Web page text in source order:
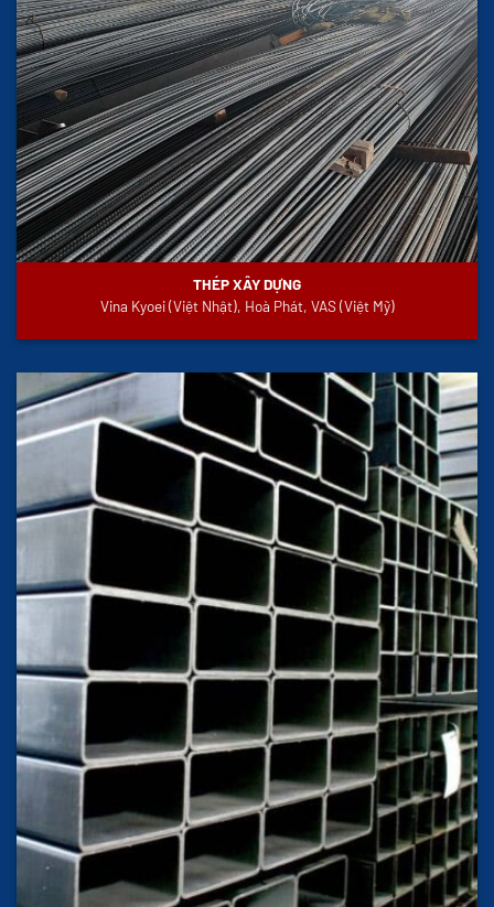
THÉP XÂY DỰNG
Vina Kyoei (Việt Nhật), Hoà Phát, VAS (Việt Mỹ)